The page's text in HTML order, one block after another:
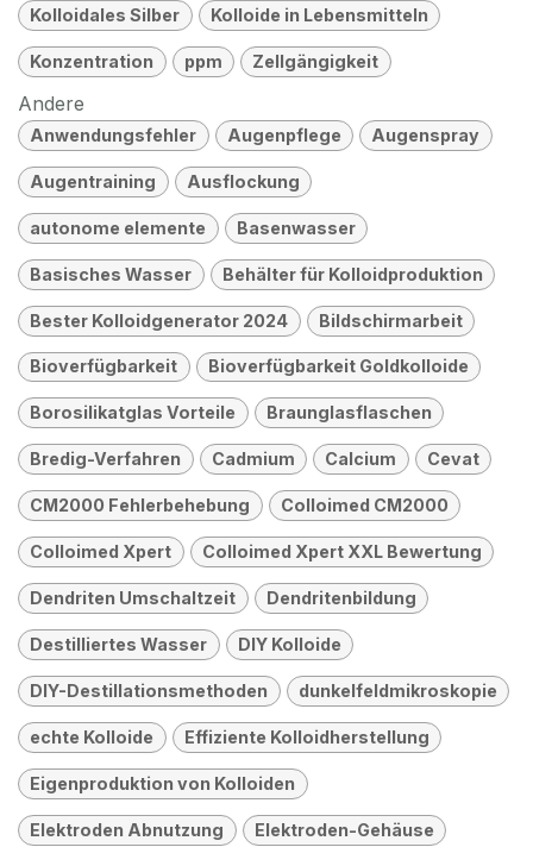
Kolloidales Silber Kolloide in Lebensmitteln
Konzentration ppm Zellgängigkeit
Andere
Anwendungsfehler Augenpflege Augenspray
Augentraining Ausflockung
autonome elemente Basenwasser
Basisches Wasser Behälter für Kolloidproduktion
Bester Kolloidgenerator 2024 Bildschirmarbeit
Bioverfügbarkeit Bioverfügbarkeit Goldkolloide
Borosilikatglas Vorteile Braunglasflaschen
Bredig-Verfahren Cadmium Calcium Cevat
CM2000 Fehlerbehebung Colloimed CM2000
Colloimed Xpert Colloimed Xpert XXL Bewertung
Dendriten Umschaltzeit Dendritenbildung
Destilliertes Wasser DIY Kolloide
DIY-Destillationsmethoden dunkelfeldmikroskopie
echte Kolloide Effiziente Kolloidherstellung
Eigenproduktion von Kolloiden
Elektroden Abnutzung Elektroden-Gehäuse